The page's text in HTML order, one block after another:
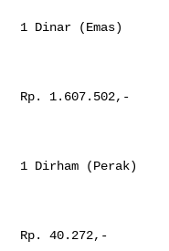
1 Dinar (Emas)
Rp. 1.607.502,-
1 Dirham (Perak)
Rp. 40.272,-